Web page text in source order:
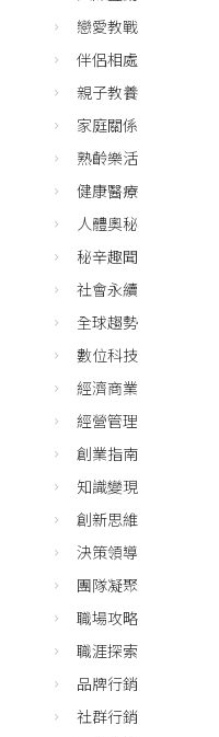
戀愛教戰
伴侶相處
親子教養
家庭關係
熟齡樂活
健康醫療
人體奧秘
秘辛趣聞
社會永續
全球趨勢
數位科技
經濟商業
經營管理
創業指南
知識變現
創新思維
決策領導
團隊凝聚
職場攻略
職涯探索
品牌行銷
社群行銷